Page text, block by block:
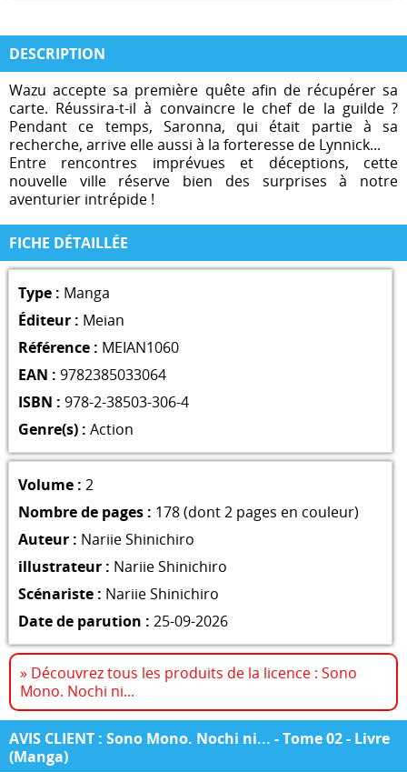
DESCRIPTION
Wazu accepte sa première quête afin de récupérer sa
carte. Réussira-t-il à convaincre le chef de la guilde ?
Pendant ce temps, Saronna, qui était partie à sa
recherche, arrive elle aussi à la forteresse de Lynnick...
Entre rencontres imprévues et déceptions, cette
nouvelle ville réserve bien des surprises à notre
aventurier intrépide !
FICHE DÉTAILLÉE
Type : Manga
Éditeur : Meian
Référence : MEIAN1060
EAN : 9782385033064
ISBN : 978-2-38503-306-4
Genre(s) : Action
Volume : 2
Nombre de pages : 178 (dont 2 pages en couleur)
Auteur : Nariie Shinichiro
illustrateur : Nariie Shinichiro
Scénariste : Nariie Shinichiro
Date de parution : 25-09-2026
» Découvrez tous les produits de la licence : Sono
Mono. Nochi ni...
AVIS CLIENT : Sono Mono. Nochi ni... - Tome 02 - Livre
(Manga)